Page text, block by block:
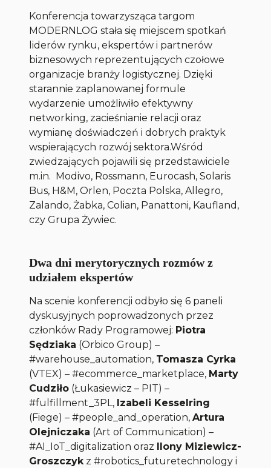
Konferencja towarzysząca targom
MODERNLOG stała się miejscem spotkań
liderów rynku, ekspertów i partnerów
biznesowych reprezentujących czołowe
organizacje branży logistycznej. Dzięki
starannie zaplanowanej formule
wydarzenie umożliwiło efektywny
networking, zacieśnianie relacji oraz
wymianę doświadczeń i dobrych praktyk
wspierających rozwój sektora.Wśród
zwiedzających pojawili się przedstawiciele
m.in. Modivo, Rossmann, Eurocash, Solaris
Bus, H&M, Orlen, Poczta Polska, Allegro,
Zalando, Żabka, Colian, Panattoni, Kaufland,
czy Grupa Żywiec.
Dwa dni merytorycznych rozmów z
udziałem ekspertów
Na scenie konferencji odbyło się 6 paneli
dyskusyjnych poprowadzonych przez
członków Rady Programowej: Piotra
Sędziaka (Orbico Group) –
#warehouse_automation, Tomasza Cyrka
(VTEX) – #ecommerce_marketplace, Marty
Cudziło (Łukasiewicz – PIT) –
#fulfillment_3PL, Izabeli Kesselring
(Fiege) – #people_and_operation,Artura
Olejniczaka (Art of Communication) –
#AI_IoT_digitalization oraz
Ilony Miziewicz-
Groszczykz #robotics_futuretechnology i